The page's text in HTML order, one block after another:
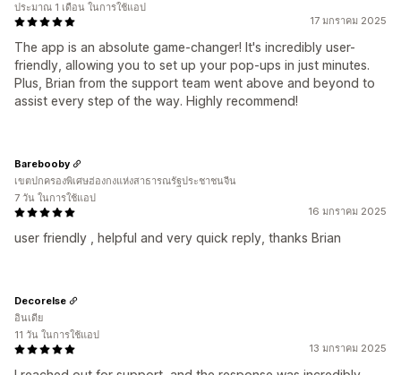
17 มกราคม 2025
The app is an absolute game-changer! It's incredibly user-
friendly, allowing you to set up your pop-ups in just minutes.
Plus, Brian from the support team went above and beyond to
assist every step of the way. Highly recommend!
ประมาณ 1 เดือน ในการใช้แอป
16 มกราคม 2025
user friendly , helpful and very quick reply, thanks Brian
Barebooby
เขตปกครองพิเศษฮ่องกงแห่งสาธารณรัฐประชาชนจีน
7 วัน ในการใช้แอป
13 มกราคม 2025
Decorelse
อินเดีย
11 วัน ในการใช้แอป